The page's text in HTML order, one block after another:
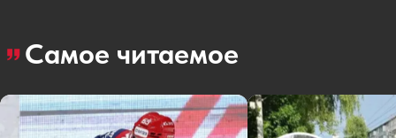
Самое читаемое